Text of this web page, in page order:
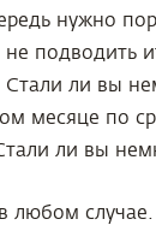
нужно
подводить
Стали ли вы
месяце по
ли вы
любом